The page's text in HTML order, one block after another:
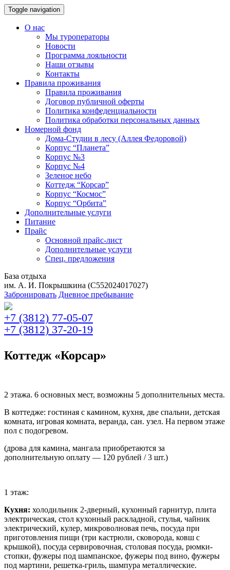
Toggle navigation
О нас
Мы туроператоры
Новости
Программа лояльности
Наши отзывы
Контакты
Правила проживания
Правила проживания
Договор публичной оферты
Политика конфеденциальности
Политика обработки персональных данных
Номерной фонд
Дома-Студии в лесу (Аллея Федоровой)
Корпус “Планета”
Корпус №3
Корпус №4
Зеленое небо
Коттедж “Корсар”
Корпус “Космос”
Корпус “Орбита”
Дополнительные услуги
Питание
Прайс
Основной прайс-лист
Дополнительные услуги
Спец. предложения
База отдыха
им. А. И. Покрышкина (C552024017027)
Забронировать Дневное пребывание
+7 (3812) 77-05-07
+7 (3812) 37-20-19
Коттедж «Корсар»
2 этажа. 6 основных мест, возможны 5 дополнительных места.
В коттедже: гостиная с камином, кухня, две спальни, детская
комната, игровая комната, веранда, сан. узел. На первом этаже
пол с подогревом.
(дрова для камина, мангала приобретаются за
дополнительную оплату — 120 рублей / 3 шт.)
1 этаж:
Кухня: холодильник 2-дверный, кухонный гарнитур, плита
электрическая, стол кухонный раскладной, стулья, чайник
электрический, кулер, микроволновая печь, посуда при
приготовления пищи (три кастрюли, сковорода, ковш с
крышкой), посуда сервировочная, столовая посуда, рюмки-
стопки, фужеры под шампанское, фужеры под вино, фужеры
под мартини, решетка-гриль, шампура металлические.